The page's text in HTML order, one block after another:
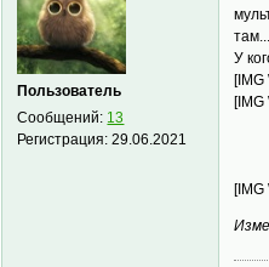
Пользователь
Сообщений: 13
Регистрация:29.06.2021
У
[IMG
[IMG
[IMG